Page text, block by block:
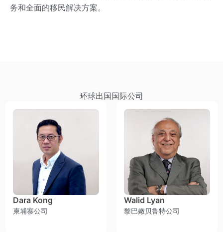
务和全面的移民解决方案。
环球出国国际公司
Dara Kong
柬埔寨公司
Walid Lyan
黎巴嫩贝鲁特公司